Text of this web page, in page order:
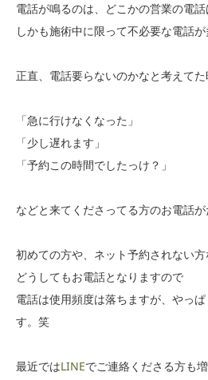
電話が鳴るのは、どこかの営業の電話
しかも施術中に限って不必要な電話
正直、電話要らないのかなと考えてた
「急に行けなくなった」
「少し遅れます」
「予約この時間でしたっけ？」
などと来てくださってる方のお電話が
初めての方や、ネット予約されない方
どうしてもお電話となりますので
電話は使用頻度は落ちますが、やっ
す。笑
最近ではLINEでご連絡くださる方も